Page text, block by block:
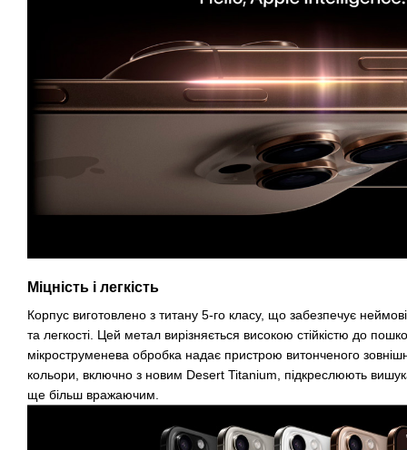
Міцність і легкість
Корпус виготовлено з титану 5-го класу, що забезпечує
та легкості. Цей метал вирізняється високою стійкістю до
мікроструменева обробка надає пристрою витонченого
кольори, включно з новим Desert Titanium, підкреслюють
ще більш вражаючим.